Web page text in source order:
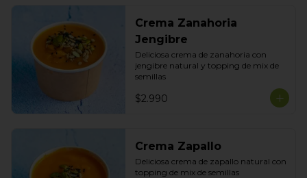
Crema Zanahoria
Jengibre
Deliciosa crema de zanahoria con
jengibre natural y topping de mix de
semillas
$2.990
Crema Zapallo
Deliciosa crema de zapallo natural con
topping de mix de semillas